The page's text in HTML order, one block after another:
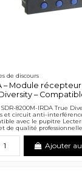
de discours
– Module récepteur
–
8200M-IRDA True
et circuit anti-
avec le pupitre
de qualité
Ajouter